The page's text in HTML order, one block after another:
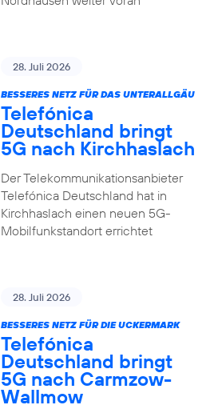
28. Juli 2026
BESSERES NETZ FÜR DAS UNTERALLGÄU
Telefónica
Deutschland bringt
5G nach Kirchhaslach
Der Telekommunikationsanbieter
Telefónica Deutschland hat in
Kirchhaslach einen neuen 5G-
Mobilfunkstandort errichtet
28. Juli 2026
BESSERES NETZ FÜR DIE UCKERMARK
Telefónica
Deutschland bringt
5G nach Carmzow-
Wallmow